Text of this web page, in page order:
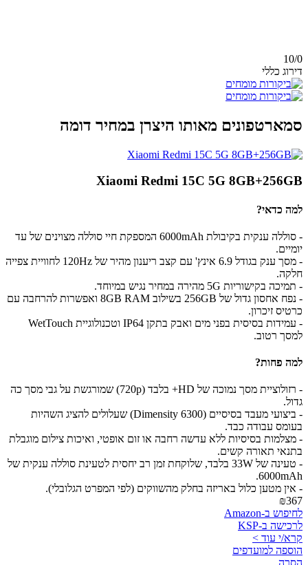
10/0
דירוג כללי
סמארטפונים מאותו היצרן במחיר דומה
Xiaomi Redmi 15C 5G 8GB+256GB
למה כדאי?
- סוללה ענקית בקיבולת 6000mAh המספקת חיי סוללה מצוינים של עד
יומיים.
- מסך ענק בגודל 6.9 אינץ' עם קצב ריענון מהיר של 120Hz לחוויית צפייה
חלקה.
- תמיכה בקישוריות 5G מהירה במחיר נגיש במיוחד.
- נפח אחסון גדול של 256GB בשילוב 8GB RAM ואפשרות להרחבה עם
כרטיס זיכרון.
- עמידות בסיסית בפני מים ואבק בתקן IP64 וטכנולוגיית WetTouch
למסך רטוב.
למה פחות?
- רזולוציית מסך נמוכה של HD+ בלבד (720p) שמורגשת על גבי מסך כה
גדול.
- ביצועי מעבד בסיסיים (Dimensity 6300) שעלולים להציג השהיות
בעומס עבודה כבד.
- מצלמות בסיסיות ללא עדשה רחבה או זום אופטי, ואיכות צילום מוגבלת
בתנאי תאורה קשים.
- טעינה של 33W בלבד, שלוקחת זמן רב יחסית לטעינת סוללה ענקית של
6000mAh.
- אין מטען כלול באריזה בחלק מהשווקים (לפי המפרט הגלובלי).
₪367
לחיפוש ב-Amazon
לרכישה ב-KSP
קרא/י עוד >
הוספה למועדפים